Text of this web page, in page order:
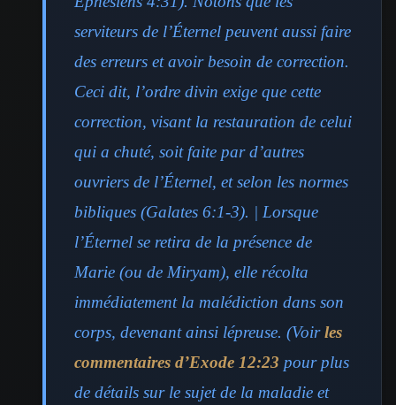
serviteurs de l’Éternel peuvent aussi faire
des erreurs et avoir besoin de correction.
Ceci dit, l’ordre divin exige que cette
correction, visant la restauration de celui
qui a chuté, soit faite par d’autres
ouvriers de l’Éternel, et selon les normes
bibliques (Galates 6:1-3). | Lorsque
l’Éternel se retira de la présence de
Marie (ou de Miryam), elle récolta
immédiatement la malédiction dans son
corps, devenant ainsi lépreuse. (Voirles
commentaires d’Exode 12:23 pour plus
de détails sur le sujet de la maladie et